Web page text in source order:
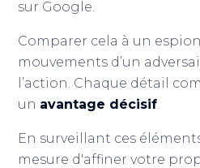
sur Google.
Comparer cela à un
mouvements d’un
l’action. Chaque détail
un avantage décisif.
En surveillant ces
mesure d'affiner votre